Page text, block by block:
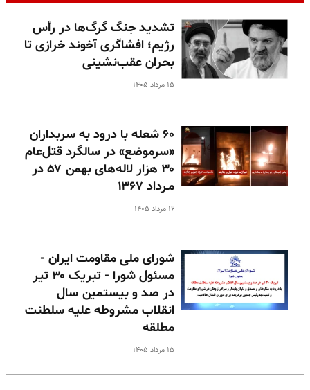
تشدید جنگ گرگ‌ها در رأس
رژیم؛ افشاگری آخوند خرازی تا
بحران عقب‌نشینی
۱۵ مرداد ۱۴۰۵
۶۰ شعله با درود به سربداران
«سرموضع» در سالگرد قتل‌عام
۳۰ هزار لاله‌های بهمن ۵۷ در
مـرداد ۱۳۶۷
۱۶ مرداد ۱۴۰۵
شورای ملی مقاومت ایران -
مسئول شورا - تبریک ۳۰ تیر
در صد و بیستمین سال
انقلاب مشروطه علیه سلطنت
مطلقه
۱۵ مرداد ۱۴۰۵